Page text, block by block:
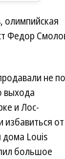
олимпийская
Федор
не по
выхода
и Лос-
от
дома Louis
большое